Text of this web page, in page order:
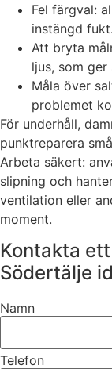
Fel färgval:
instängd fukt.
Att bryta
ljus, som
Måla över
problemet
För underhåll,
punktreparera
Arbeta säkert:
slipning och
ventilation eller
moment.
Kontakta
Södertälje
Namn
Telefon